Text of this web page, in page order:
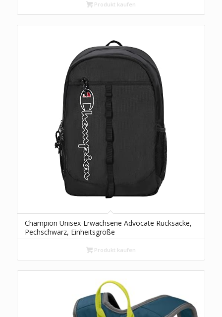
Produkt kaufen
Champion Unisex-Erwachsene Advocate Rucksäcke,
Pechschwarz, Einheitsgröße
Produkt kaufen